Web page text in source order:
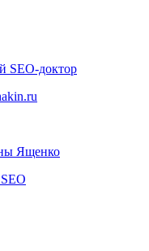
SEO-доктор
Ященко